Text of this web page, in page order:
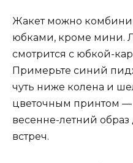
Жакет можно
юбками, кроме мини.
смотрится с юбкой-
Примерьте синий
чуть ниже колена и
цветочным принтом —
весенне-летний
встреч.